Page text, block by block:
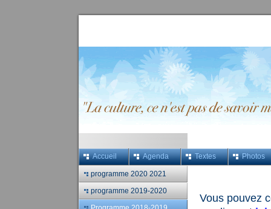
Accueil Agenda Textes Photos
programme 2020 2021
programme 2019-2020
Vous pouvez